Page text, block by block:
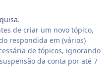
de criar um novo tópico,
respondida em (vários)
de tópicos, ignorando
da conta por até 7